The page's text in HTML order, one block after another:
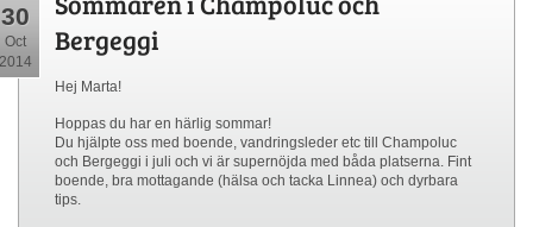
30
Oct
2014
Bergeggi
Hej Marta!
Hoppas du har en härlig sommar!
Du hjälpte oss med boende, vandringsleder etc till Champoluc
och Bergeggi i juli och vi är supernöjda med båda platserna. Fint
boende, bra mottagande (hälsa och tacka Linnea) och dyrbara
tips.